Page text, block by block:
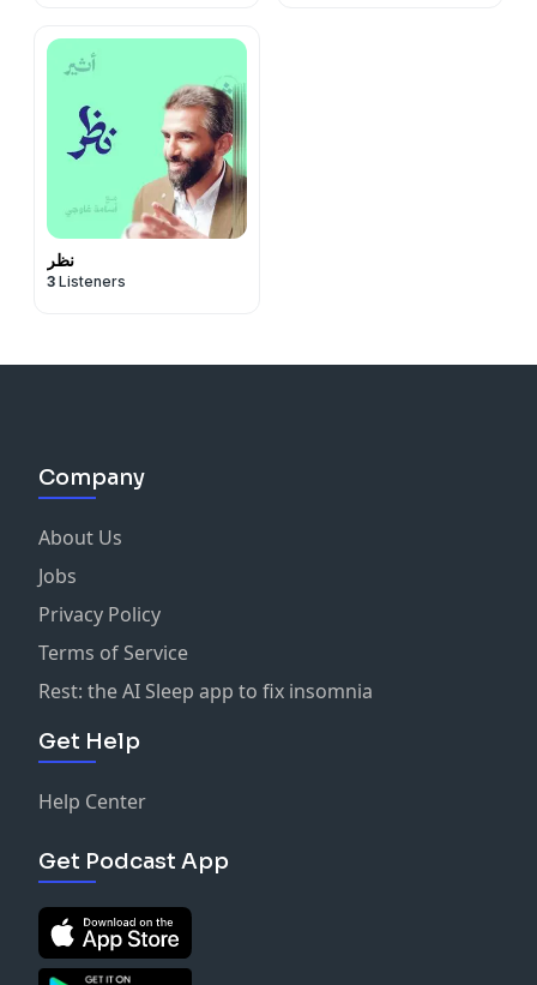
نظر
3 Listeners
Company
About Us
Jobs
Privacy Policy
Terms of Service
Rest: the AI Sleep app to fix insomnia
Get Help
Help Center
Get Podcast App